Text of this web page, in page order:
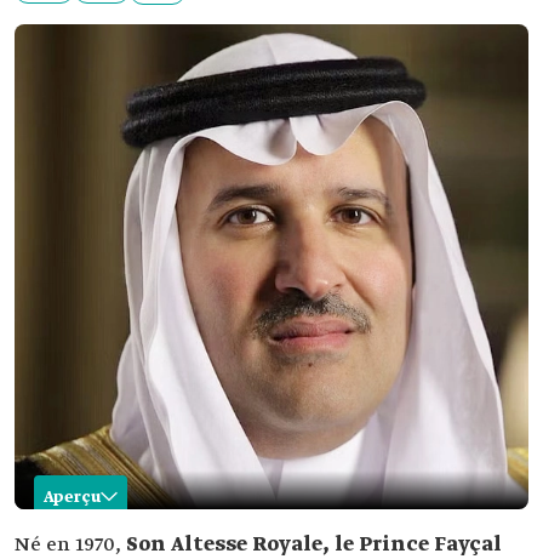
Aperçu
Fayçal ben Salmane ben Abdelaziz
Né en 1970, Son Altesse Royale, le Prince Fayçal